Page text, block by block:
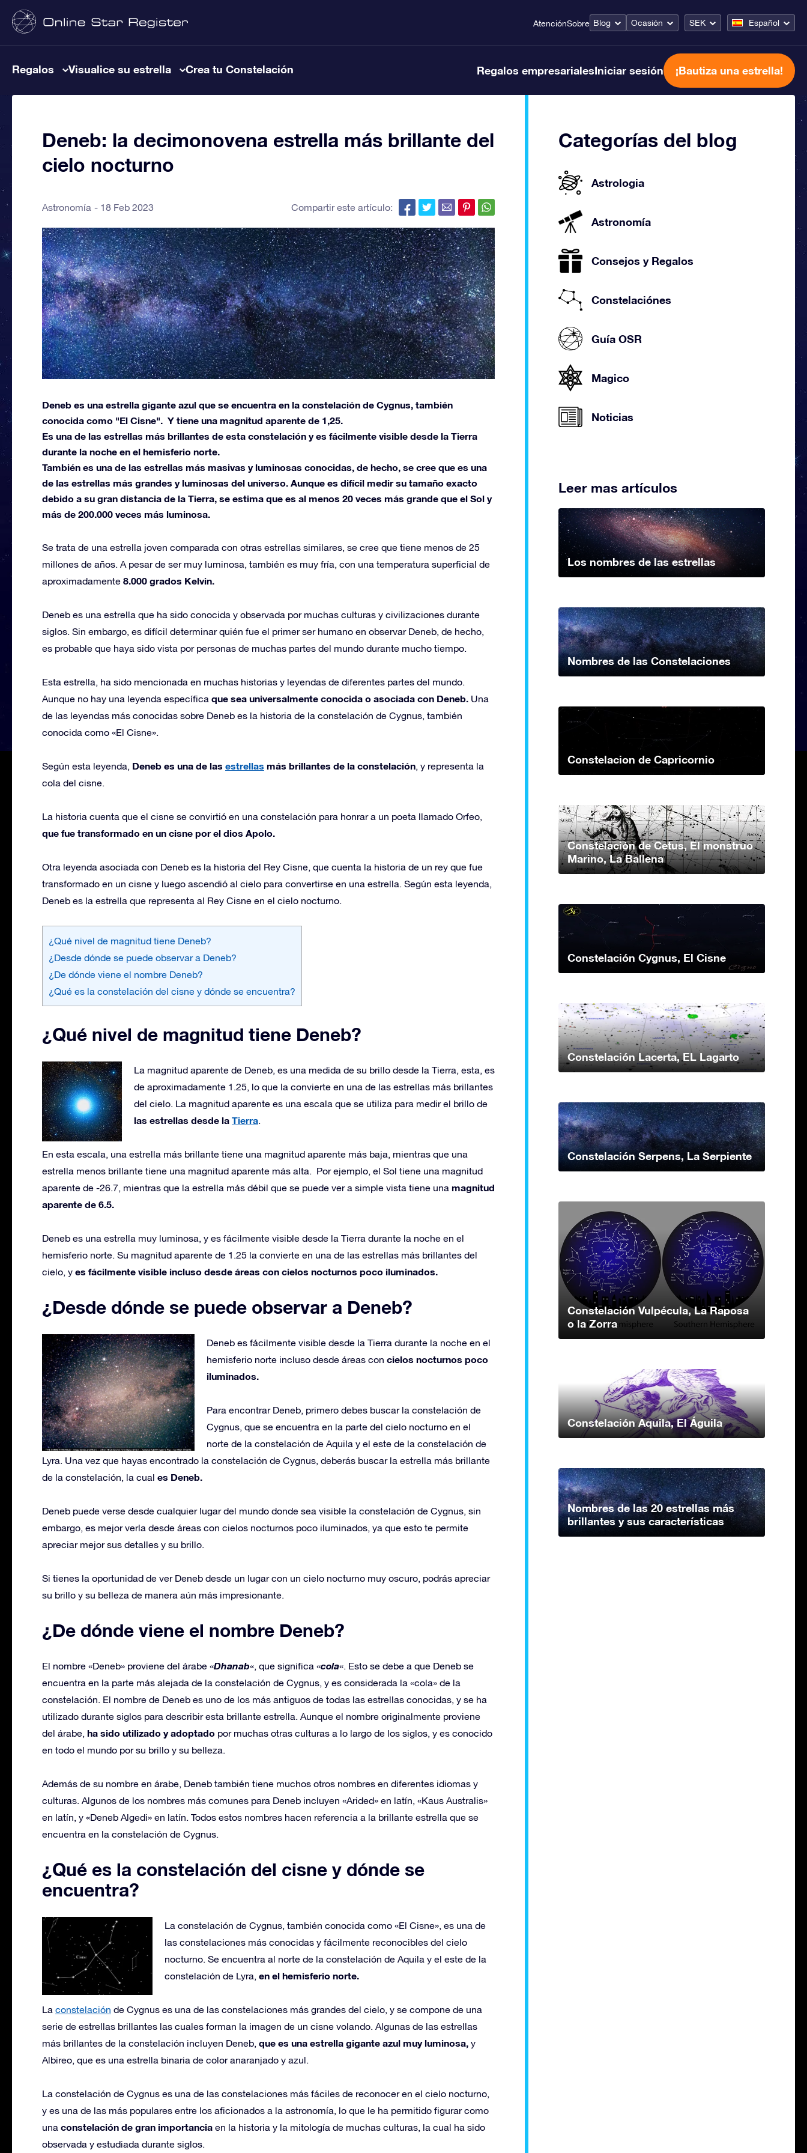
AtenciónSobre Blog Ocasión SEK Español
Regalos Visualice su estrella Crea tu Constelación Regalos empresarialesIniciar sesión ¡Bautiza una estrella!
Deneb: la decimonovena estrella más brillante del
cielo nocturno
Astronomía 18 Feb 2023 Compartir este artículo:
Deneb es una estrella gigante azul que se encuentra en la constelación de Cygnus, también
conocida como "El Cisne". Y tiene una magnitud aparente de 1,25.
Es una de las estrellas más brillantes de esta constelación y es fácilmente visible desde la Tierra
durante la noche en el hemisferio norte.
También es una de las estrellas más masivas y luminosas conocidas, de hecho, se cree que es una
de las estrellas más grandes y luminosas del universo. Aunque es difícil medir su tamaño exacto
debido a su gran distancia de la Tierra, se estima que es al menos 20 veces más grande que el Sol y
más de 200.000 veces más luminosa.
Se trata de una estrella joven comparada con otras estrellas similares, se cree que tiene menos de 25
millones de años. A pesar de ser muy luminosa, también es muy fría, con una temperatura superficial de
aproximadamente 8.000 grados Kelvin.
Deneb es una estrella que ha sido conocida y observada por muchas culturas y civilizaciones durante
siglos. Sin embargo, es difícil determinar quién fue el primer ser humano en observar Deneb, de hecho,
es probable que haya sido vista por personas de muchas partes del mundo durante mucho tiempo.
Esta estrella, ha sido mencionada en muchas historias y leyendas de diferentes partes del mundo.
Aunque no hay una leyenda específica que sea universalmente conocida o asociada con Deneb. Una
de las leyendas más conocidas sobre Deneb es la historia de la constelación de Cygnus, también
conocida como «El Cisne».
Según esta leyenda, Deneb es una de las estrellas más brillantes de la constelación, y representa la
cola del cisne.
La historia cuenta que el cisne se convirtió en una constelación para honrar a un poeta llamado Orfeo,
que fue transformado en un cisne por el dios Apolo.
Otra leyenda asociada con Deneb es la historia del Rey Cisne, que cuenta la historia de un rey que fue
transformado en un cisne y luego ascendió al cielo para convertirse en una estrella. Según esta leyenda,
Deneb es la estrella que representa al Rey Cisne en el cielo nocturno.
¿Qué nivel de magnitud tiene Deneb?
¿Desde dónde se puede observar a Deneb?
¿De dónde viene el nombre Deneb?
¿Qué es la constelación del cisne y dónde se encuentra?
¿Qué nivel de magnitud tiene Deneb?
La magnitud aparente de Deneb, es una medida de su brillo desde la Tierra, esta, es
de aproximadamente 1.25, lo que la convierte en una de las estrellas más brillantes
del cielo. La magnitud aparente es una escala que se utiliza para medir el brillo de
las estrellas desde la Tierra.
En esta escala, una estrella más brillante tiene una magnitud aparente más baja, mientras que una
estrella menos brillante tiene una magnitud aparente más alta. Por ejemplo, el Sol tiene una magnitud
aparente de -26.7, mientras que la estrella más débil que se puede ver a simple vista tiene una magnitud
aparente de 6.5.
Deneb es una estrella muy luminosa, y es fácilmente visible desde la Tierra durante la noche en el
hemisferio norte. Su magnitud aparente de 1.25 la convierte en una de las estrellas más brillantes del
cielo, y es fácilmente visible incluso desde áreas con cielos nocturnos poco iluminados.
¿Desde dónde se puede observar a Deneb?
Deneb es fácilmente visible desde la Tierra durante la noche en el
hemisferio norte incluso desde áreas con cielos nocturnos poco
iluminados.
Para encontrar Deneb, primero debes buscar la constelación de
Cygnus, que se encuentra en la parte del cielo nocturno en el
norte de la constelación de Aquila y el este de la constelación de
Lyra. Una vez que hayas encontrado la constelación de Cygnus, deberás buscar la estrella más brillante
de la constelación, la cual es Deneb.
Deneb puede verse desde cualquier lugar del mundo donde sea visible la constelación de Cygnus, sin
embargo, es mejor verla desde áreas con cielos nocturnos poco iluminados, ya que esto te permite
apreciar mejor sus detalles y su brillo.
Si tienes la oportunidad de ver Deneb desde un lugar con un cielo nocturno muy oscuro, podrás apreciar
su brillo y su belleza de manera aún más impresionante.
¿De dónde viene el nombre Deneb?
El nombre «Deneb» proviene del árabe «Dhanab«, que significa «cola«. Esto se debe a que Deneb se
encuentra en la parte más alejada de la constelación de Cygnus, y es considerada la «cola» de la
constelación. El nombre de Deneb es uno de los más antiguos de todas las estrellas conocidas, y se ha
utilizado durante siglos para describir esta brillante estrella. Aunque el nombre originalmente proviene
del árabe, ha sido utilizado y adoptado por muchas otras culturas a lo largo de los siglos, y es conocido
en todo el mundo por su brillo y su belleza.
Además de su nombre en árabe, Deneb también tiene muchos otros nombres en diferentes idiomas y
culturas. Algunos de los nombres más comunes para Deneb incluyen «Arided» en latín, «Kaus Australis»
en latín, y «Deneb Algedi» en latín. Todos estos nombres hacen referencia a la brillante estrella que se
encuentra en la constelación de Cygnus.
¿Qué es la constelación del cisne y dónde se
encuentra?
La constelación de Cygnus, también conocida como «El Cisne», es una de
las constelaciones más conocidas y fácilmente reconocibles del cielo
nocturno. Se encuentra al norte de la constelación de Aquila y el este de la
constelación de Lyra, en el hemisferio norte.
La constelación de Cygnus es una de las constelaciones más grandes del cielo, y se compone de una
serie de estrellas brillantes las cuales forman la imagen de un cisne volando. Algunas de las estrellas
más brillantes de la constelación incluyen Deneb, que es una estrella gigante azul muy luminosa, y
Albireo, que es una estrella binaria de color anaranjado y azul.
La constelación de Cygnus es una de las constelaciones más fáciles de reconocer en el cielo nocturno,
y es una de las más populares entre los aficionados a la astronomía, lo que le ha permitido figurar como
una constelación de gran importancia en la historia y la mitología de muchas culturas, la cual ha sido
observada y estudiada durante siglos.
Categorías del blog
Astrologia
Astronomía
Consejos y Regalos
Constelaciónes
Guía OSR
Magico
Noticias
Leer mas artículos
Los nombres de las estrellas
Nombres de las Constelaciones
Constelacion de Capricornio
Constelación de Cetus, El monstruo
Marino, La Ballena
Constelación Cygnus, El Cisne
Constelación Lacerta, EL Lagarto
Constelación Serpens, La Serpiente
Constelación Vulpécula, La Raposa
o la Zorra
Constelación Aquila, El Águila
Nombres de las 20 estrellas más
brillantes y sus características